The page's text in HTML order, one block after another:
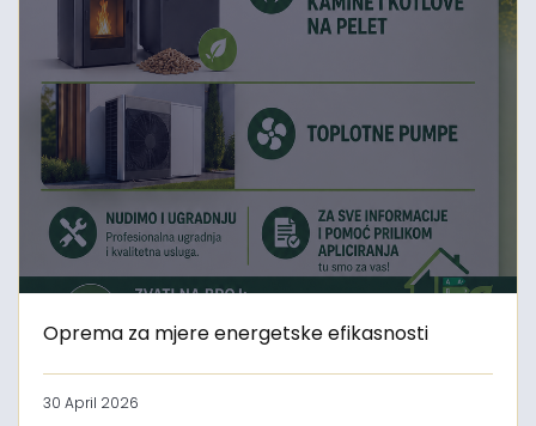
Oprema za mjere energetske efikasnosti
30 April 2026